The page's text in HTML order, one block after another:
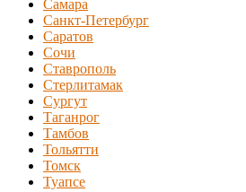
Самара
Санкт-Петербург
Саратов
Сочи
Ставрополь
Стерлитамак
Сургут
Таганрог
Тамбов
Тольятти
Томск
Туапсе